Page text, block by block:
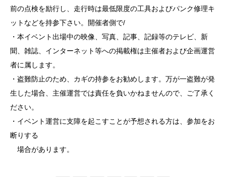
前の点検を励行し、走行時は最低限度の工具およびパンク修理キ
ットなどを持参下さい。開催者側で/
・本イベント出場中の映像、写真、記事、記録等のテレビ、新
聞、雑誌、インターネット等への掲載権は主催者および企画運営
者に属します。
・盗難防止のため、カギの持参をお勧めします。万が一盗難が発
生した場合、主催運営では責任を負いかねませんので、ご了承く
ださい。
・イベント運営に支障を起こすことが予想される方は、参加をお
断りする
場合があります。